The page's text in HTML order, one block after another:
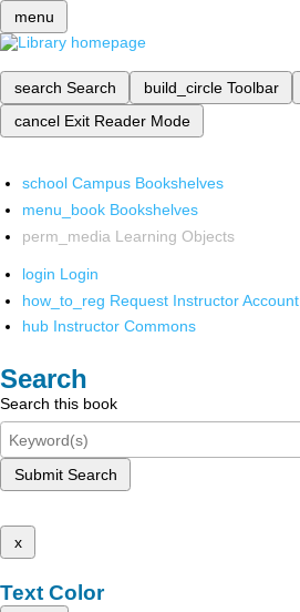
menu
search Search build_circle Toolbar
cancel Exit Reader Mode
school Campus Bookshelves
menu_book Bookshelves
perm_media Learning Objects
login Login
how_to_reg Request Instructor Account
hub Instructor Commons
Search
Search this book
Submit Search
x
Text Color